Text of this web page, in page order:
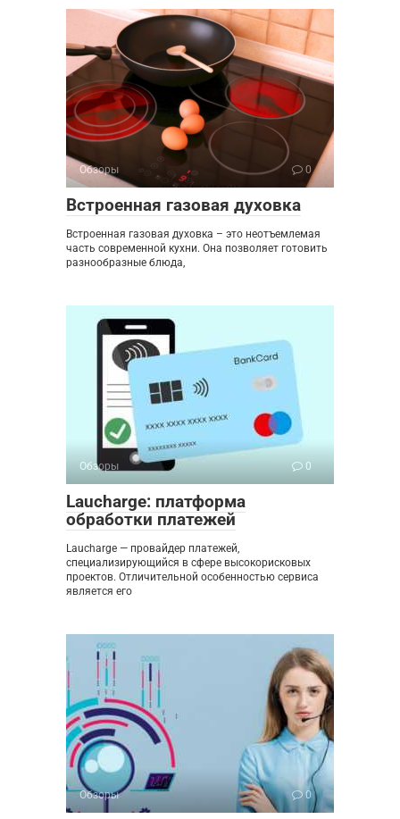
Обзоры 0
Встроенная газовая духовка
Встроенная газовая духовка – это неотъемлемая
часть современной кухни. Она позволяет готовить
разнообразные блюда,
Обзоры 0
Laucharge: платформа
обработки платежей
Laucharge — провайдер платежей,
специализирующийся в сфере высокорисковых
проектов. Отличительной особенностью сервиса
является его
Обзоры 0